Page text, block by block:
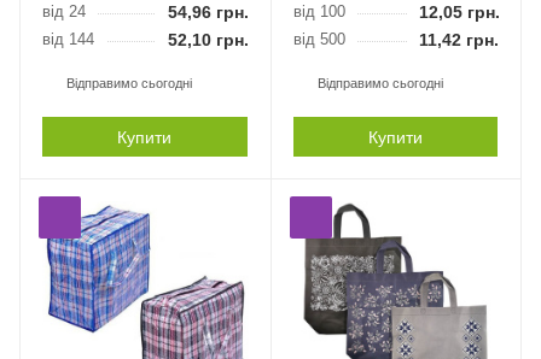
від 24 54,96 грн.
від 144 52,10 грн.
Відправимо сьогодні
Купити
від 100 12,05грн.
від 500 11,42 грн.
Відправимо сьогодні
Купити